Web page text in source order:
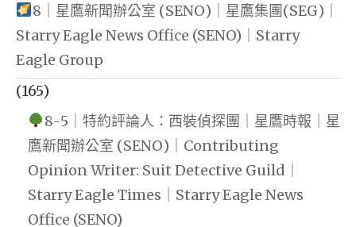
8｜星鷹新聞辦公室 (SENO)｜星鷹集團(SEG)｜
Starry Eagle News Office (SENO)｜Starry
Eagle Group
(165)
8-5｜特約評論人：西裝偵探團｜星鷹時報｜星
鷹新聞辦公室 (SENO)｜Contributing
Opinion Writer: Suit Detective Guild｜
Starry Eagle Times｜Starry Eagle News
Office (SENO)